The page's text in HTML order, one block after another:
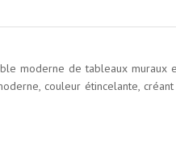
moderne de tableaux
couleur étincelante,